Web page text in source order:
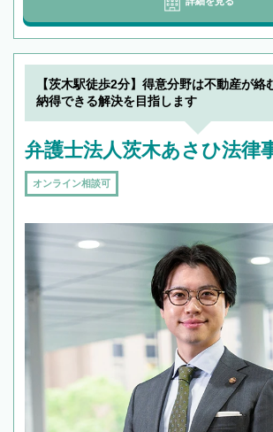
【茨木駅徒歩2分】得意分野は不動産が絡
納得できる解決を目指します
弁護士法人茨木あさひ法律
オンライン相談可